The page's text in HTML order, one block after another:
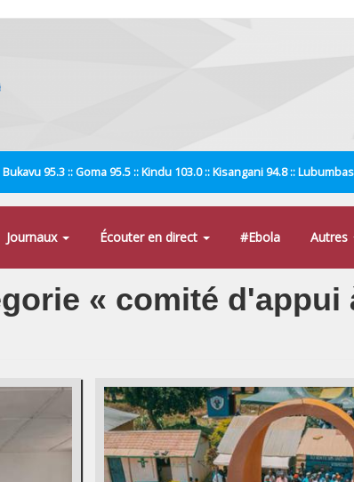
95.3 :: Goma 95.5 :: Kindu 103.0 :: Kisangani 94.8 ::
Journaux Écouter en direct #Ebola Autres
« comité d'appui